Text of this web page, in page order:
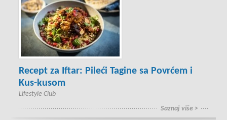
Recept za Iftar: Pileći Tagine sa Povrćem i
Kus-kusom
Lifestyle Club
Saznaj više >